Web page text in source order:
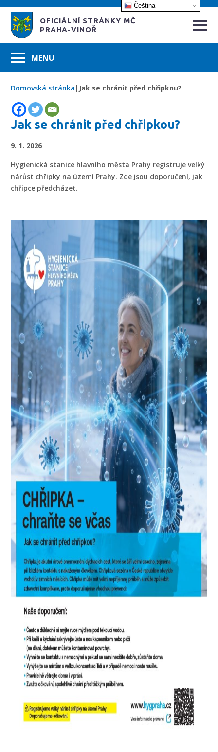
OFICIÁLNÍ STRÁNKY MČ
PRAHA-VINOŘ
Domovská stránka | Jak se chránit před chřipkou?
Jak se chránit před chřipkou?
9. 1. 2026
Hygienická stanice hlavního města Prahy registruje velký
nárůst chřipky na území Prahy. Zde jsou doporučení, jak
chřipce předcházet.
Čeština‎